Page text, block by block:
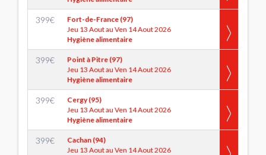
399€
Fort-de-France (97)
Jeu 13 Aout au Ven 14 Aout 2026
Hygiène alimentaire
399€
Point à Pitre (97)
Jeu 13 Aout au Ven 14 Aout 2026
Hygiène alimentaire
399€
Cergy (95)
Jeu 13 Aout au Ven 14 Aout 2026
Hygiène alimentaire
399€
Cachan (94)
Jeu 13 Aout au Ven 14 Aout 2026